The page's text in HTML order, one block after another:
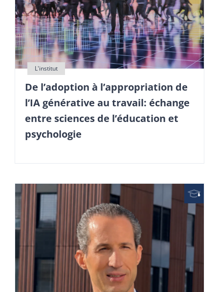
De l’adoption à l’appropriation de
l’IA générative au travail: échange
entre sciences de l’éducation et
psychologie